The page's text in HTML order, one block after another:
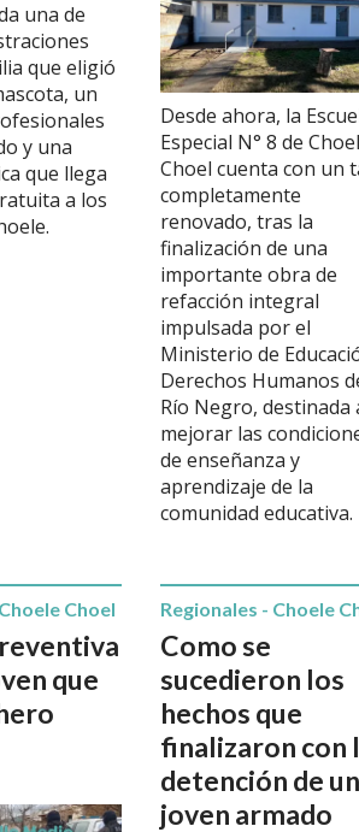
una de
que eligió
un
y una
que llega
a los
Desde ahora, la
Especial N° 8 de
Choel cuenta con un
completamente
renovado, tras la
finalización de una
importante obra de
refacción integral
impulsada por el
Ministerio de
Derechos Humanos
Río Negro, destinada
mejorar las
de enseñanza y
aprendizaje de la
comunidad educativa.
que
Choel
Como se
sucedieron los
hechos que
finalizaron con
detención de un
joven armado
Regionales - Choele